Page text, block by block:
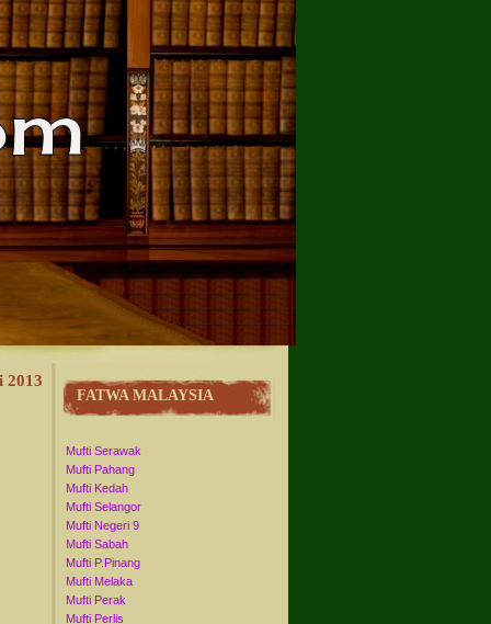
2013
FATWA MALAYSIA
Mufti Serawak
Mufti Pahang
Mufti Kedah
Mufti Selangor
Mufti Negeri 9
Mufti Sabah
Mufti P.Pinang
Mufti Melaka
Mufti Perak
Mufti Perlis